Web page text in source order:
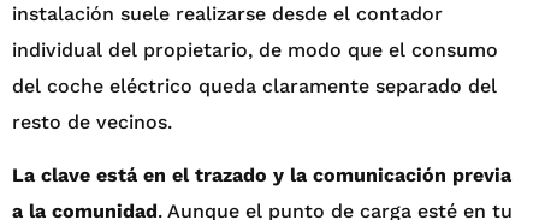
instalación suele realizarse desde el contador
individual del propietario, de modo que el consumo
del coche eléctrico queda claramente separado del
resto de vecinos.
La clave está en el trazado y la comunicación previa
a la comunidad. Aunque el punto de carga esté en tu